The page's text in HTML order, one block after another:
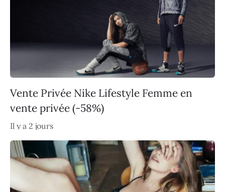
Vente Privée Nike Lifestyle Femme en
vente privée (-58%)
Il y a 2 jours